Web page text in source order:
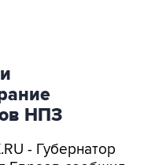
НПЗ
- Губернатор